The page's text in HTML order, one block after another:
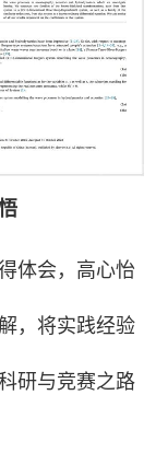
体会，高心怡
，将实践经验
研与竞赛之路